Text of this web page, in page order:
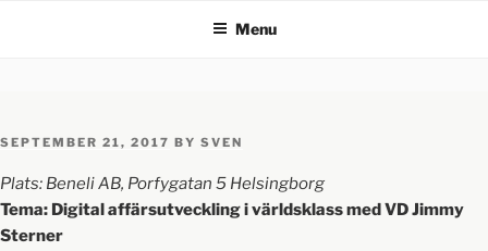
Menu
SEPTEMBER 21, 2017 BY SVEN
Plats: Beneli AB, Porfygatan 5 Helsingborg
Tema: Digital affärsutveckling i världsklass med VD Jimmy
Sterner